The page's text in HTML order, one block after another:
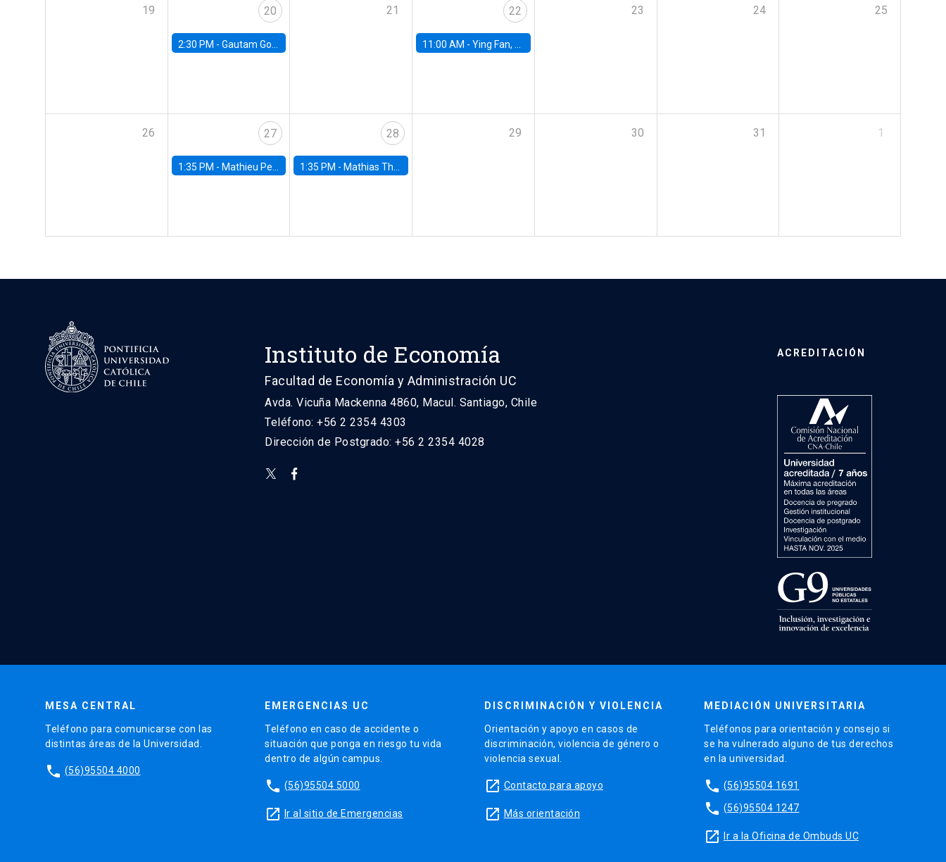
19 20
2:30 PM - Gautam Gowrisankaran, Columbia University
21 22
11:00 AM -Ying Fan, University of Michigan
23 24 25
26 27
1:35 PM - Mathieu Pedemonte, IDB
28
1:35 PM - Mathias Thoenig, University of Lausanne
29 30 31 1
Instituto de Economía
Facultad de Economía y Administración UC
Avda. Vicuña Mackenna 4860, Macul. Santiago, Chile
Teléfono: +56 2 2354 4303
Dirección de Postgrado: +56 2 2354 4028
ACREDITACIÓN
MESA CENTRAL
Teléfono para comunicarse con las
distintas áreas de la Universidad.
phone (56)95504 4000
EMERGENCIAS UC
Teléfono en caso de accidente o
situación que ponga en riesgo tu vida
dentro de algún campus.
phone (56)95504 5000
launch Ir al sitio de Emergencias
DISCRIMINACIÓN Y VIOLENCIA
Orientación y apoyo en casos de
discriminación, violencia de género o
violencia sexual.
launch Contacto para apoyo
launch Más orientación
MEDIACIÓN UNIVERSITARIA
Teléfonos para orientación y consejo si
se ha vulnerado alguno de tus derechos
en la universidad.
phone (56)95504 1691
phone (56)95504 1247
launch Ir a la Oficina de Ombuds UC